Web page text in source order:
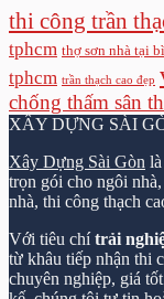
thi công trần
tphcm thợ sơn nhà tại
tphcm trần thạch cao đẹp
chống thấm sân
XÂY DỰNG SÀI
Xây Dựng Sài Gòn
trọn gói cho ngôi
nhà, thi công thạch
Với tiêu chítrải
từ khâu tiếp nhận thi
chuyên nghiệp, giá